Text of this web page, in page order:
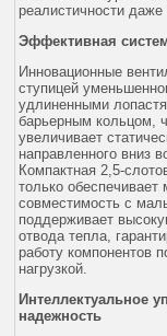
реалистичности даже
Эффективная
Инновационные
ступицей
удлиненными
барьерным кольцом,
увеличивает
направленного вниз
Компактная 2,5-
только
совместимость с
поддерживает
отвода тепла,
работу компонентов
нагрузкой.
Интеллектуальное
надежность